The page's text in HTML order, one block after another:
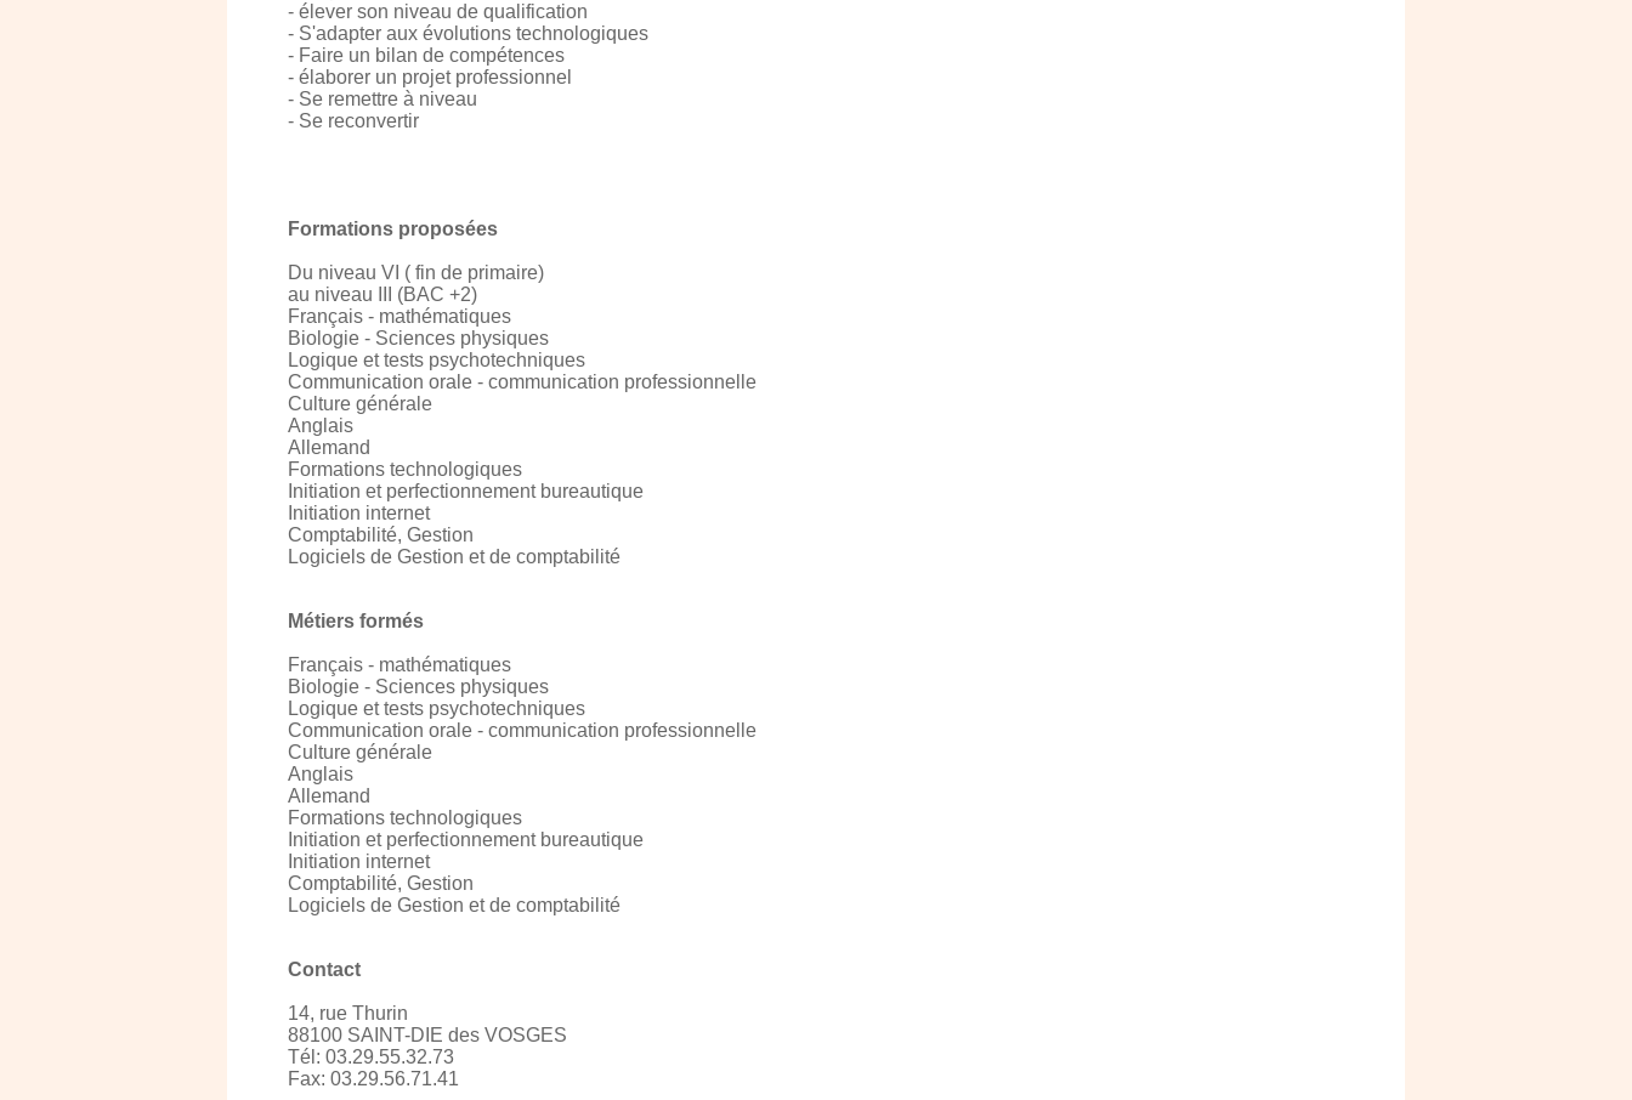
- élever son niveau de qualification
- S'adapter aux évolutions technologiques
- Faire un bilan de compétences
- élaborer un projet professionnel
- Se remettre à niveau
- Se reconvertir
Formations proposées
Du niveau VI ( fin de primaire)
au niveau III (BAC +2)
Français - mathématiques
Biologie - Sciences physiques
Logique et tests psychotechniques
Communication orale - communication professionnelle
Culture générale
Anglais
Allemand
Formations technologiques
Initiation et perfectionnement bureautique
Initiation internet
Comptabilité, Gestion
Logiciels de Gestion et de comptabilité
Métiers formés
Français - mathématiques
Biologie - Sciences physiques
Logique et tests psychotechniques
Communication orale - communication professionnelle
Culture générale
Anglais
Allemand
Formations technologiques
Initiation et perfectionnement bureautique
Initiation internet
Comptabilité, Gestion
Logiciels de Gestion et de comptabilité
Contact
14, rue Thurin
88100 SAINT-DIE des VOSGES
Tél: 03.29.55.32.73
Fax: 03.29.56.71.41